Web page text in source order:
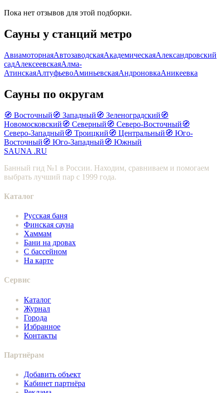
Пока нет отзывов для этой подборки.
Сауны у станций метро
АвиамоторнаяАвтозаводскаяАкадемическаяАлександровский
садАлексеевскаяАлма-
АтинскаяАлтуфьевоАминьевскаяАндроновкаАникеевка
Сауны по округам
🧭 Восточный🧭 Западный🧭 Зеленоградский🧭
Новомосковский🧭 Северный🧭 Северо-Восточный🧭
Северо-Западный🧭 Троицкий🧭 Центральный🧭 Юго-
Восточный🧭 Юго-Западный🧭 Южный
SAUNA .RU
Банный гид №1 в России. Находим, сравниваем и помогаем
выбрать лучший пар с 1999 года.
Каталог
Русская баня
Финская сауна
Хаммам
Бани на дровах
С бассейном
На карте
Сервис
Каталог
Журнал
Города
Избранное
Контакты
Партнёрам
Добавить объект
Кабинет партнёра